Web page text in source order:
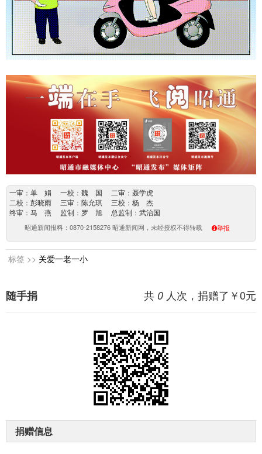
一审：单 娟 一校：魏 国 二审：聂学虎
二校：彭晓雨 三审：陈允琪 三校：杨 杰
终审：马 燕 监制：罗 旭 总监制：武治国
昭通新闻报料：0870-2158276 昭通新闻网，未经授权不得转载 举报
标签 >> 关爱一老一小
共 0 人次，捐赠了￥0元
随手捐
捐赠信息